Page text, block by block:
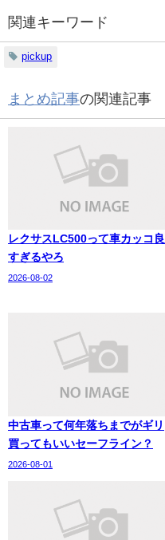
関連キーワード
pickup
まとめ記事の関連記事
レクサスLC500って車カッコ良
すぎるやろ
2026-08-02
中古車って何年落ちまでがギリ
買ってもいいセーフライン？
2026-08-01